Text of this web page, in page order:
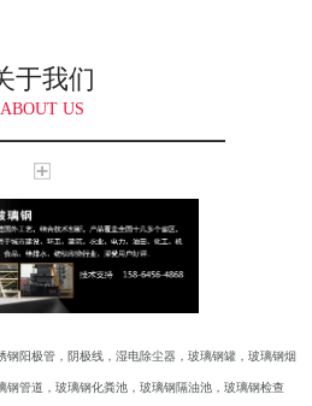
于我们
ABOUT US
阳极管，阴极线，湿电除尘器，玻璃钢罐，玻璃钢烟
管道，玻璃钢化粪池，玻璃钢隔油池，玻璃钢检查